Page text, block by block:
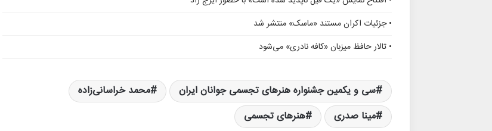
• جزئیات اکران مستند «ماسک» منتشر شد
• تالار حافظ میزبان «کافه نادری» می‌شود
سی‌ و یکمین جشنواره هنرهای تجسمی جوانان ایران
محمد خراسانی‌زاده
مینا صدری
هنرهای تجسمی